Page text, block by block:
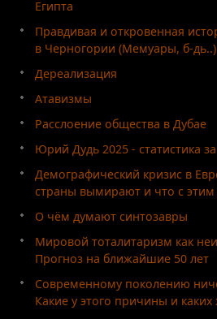
Египта
Правдивая и откровенная
в Черногории (Мемуары, б-дь..)
Дереализация
Атавизмы
Расслоение общества в Дубае
Юрий Дудь 2025 - статистика
Демографический кризис в
страны вымирают и что с этим
О чём думают синтозавры
Мировой тоталитаризм как
Прогноз на ближайшие 50 лет
Современному поколению
Какие у этого причины и каких